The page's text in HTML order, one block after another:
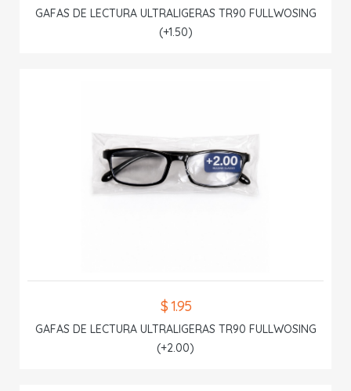
GAFAS DE LECTURA ULTRALIGERAS TR90 FULLWOSING
(+1.50)
$ 1.95
GAFAS DE LECTURA ULTRALIGERAS TR90 FULLWOSING
(+2.00)